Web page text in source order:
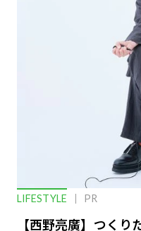
LIFESTYLE PR
【西野亮廣】つく